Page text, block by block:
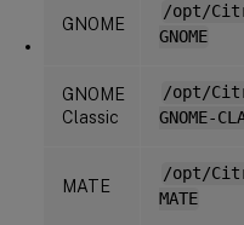
GNOME
/opt/
GNOME
GNOME
Classic
/opt/
GNOME-
MATE
/opt/
MATE